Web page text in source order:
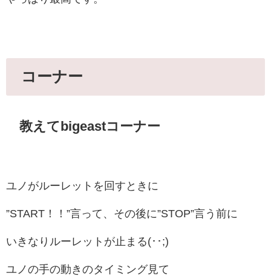
コーナー
教えてbigeastコーナー
ユノがルーレットを回すときに
”START！！”言って、その後に”STOP”言う前に
いきなりルーレットが止まる(･･;)
ユノの手の動きのタイミング見て